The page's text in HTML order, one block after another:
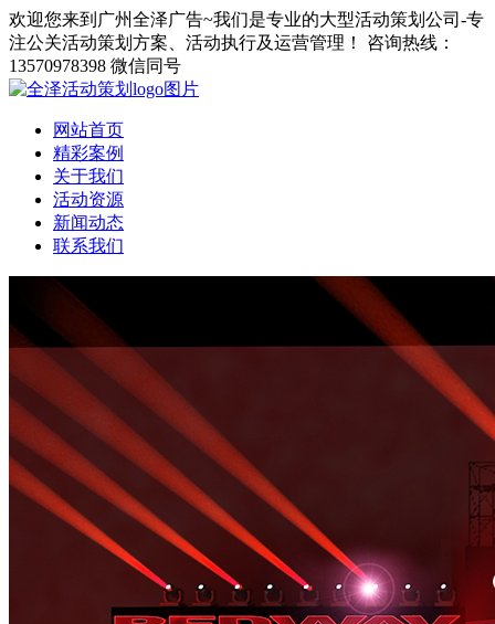
欢迎您来到广州全泽广告~我们是专业的大型活动策划公司-专
注公关活动策划方案、活动执行及运营管理！
咨询热线：
13570978398 微信同号
网站首页
精彩案例
关于我们
活动资源
新闻动态
联系我们